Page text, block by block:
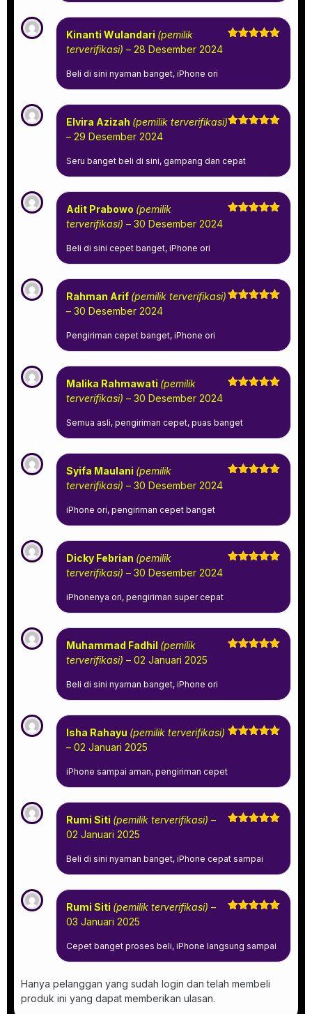
Kinanti Wulandari (pemilik
terverifikasi) – 28 Desember 2024
Beli di sini nyaman banget, iPhone ori
Elvira Azizah (pemilik terverifikasi)
– 29 Desember 2024
Seru banget beli di sini, gampang dan cepat
Adit Prabowo (pemilik
terverifikasi) – 30 Desember 2024
Beli di sini cepet banget, iPhone ori
Rahman Arif (pemilik terverifikasi)
– 30 Desember 2024
Pengiriman cepet banget, iPhone ori
Malika Rahmawati (pemilik
terverifikasi) – 30 Desember 2024
Semua asli, pengiriman cepet, puas banget
Syifa Maulani (pemilik
terverifikasi) – 30 Desember 2024
iPhone ori, pengiriman cepet banget
Dicky Febrian (pemilik
terverifikasi) – 30 Desember 2024
iPhonenya ori, pengiriman super cepat
Muhammad Fadhil (pemilik
terverifikasi) – 02 Januari 2025
Beli di sini nyaman banget, iPhone ori
Isha Rahayu (pemilik terverifikasi)
– 02 Januari 2025
iPhone sampai aman, pengiriman cepet
Rumi Siti (pemilik terverifikasi) –
02 Januari 2025
Beli di sini nyaman banget, iPhone cepat sampai
Rumi Siti (pemilik terverifikasi) –
03 Januari 2025
Cepet banget proses beli, iPhone langsung sampai
Hanya pelanggan yang sudah login dan telah membeli
produk ini yang dapat memberikan ulasan.